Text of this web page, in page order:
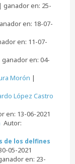
| ganador en: 25-
en: 18-07-
en: 11-07-
ganador en: 04-
Morón |
López Castro
en: 13-06-2021
Autor:
de los delfines
05-2021
en: 23-